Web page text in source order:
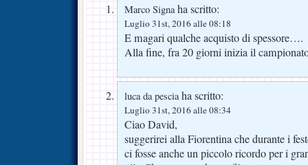
Marco Signaha scritto:
Luglio 31st, 2016 alle 08:18
E magari qualche acquisto di spessore….
Alla fine, fra 20 giorni inizia il
luca da pesciaha scritto:
Luglio 31st, 2016 alle 08:34
Ciao David,
suggerirei alla Fiorentina che durante i
ci fosse anche un piccolo ricordo per i